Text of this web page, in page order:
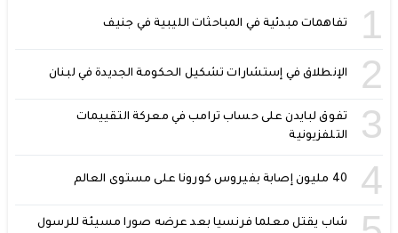
1 تفاهمات مبدئية في المباحثات الليبية في جنيف
2 الإنطلاق في إستشارات تشكيل الحكومة الجديدة في لبنان
3
تفوق لبايدن على حساب ترامب في معركة التقييمات
التلفزيونية
4 40 مليون إصابة بفيروس كورونا على مستوى العالم
شاب يقتل معلما فرنسيا بعد عرضه صورا مسيئة للرسول